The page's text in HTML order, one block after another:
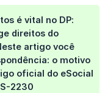
é vital no DP:
direitos do
artigo você
: o motivo
oficial do eSocial
S-2230